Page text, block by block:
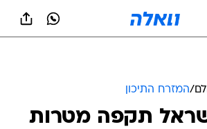
/המזרח התיכון
תקפה מטרות